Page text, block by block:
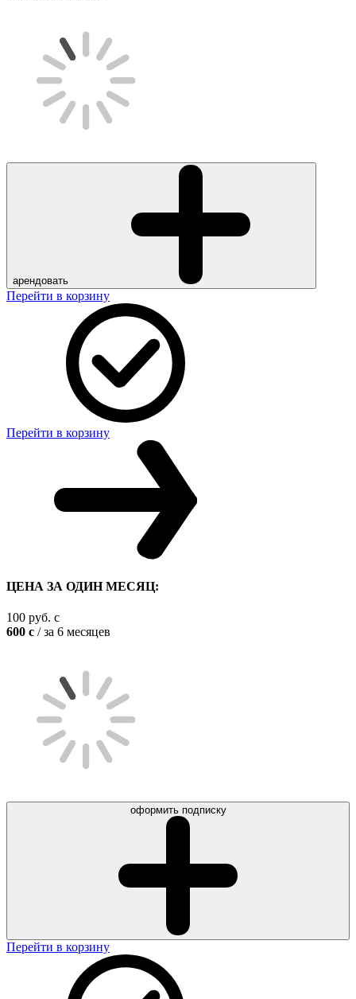
арендовать
Перейти в корзину
Перейти в корзину
ЦЕНА ЗА ОДИН МЕСЯЦ:
100 руб. c
600 c / за 6 месяцев
оформить подписку
Перейти в корзину